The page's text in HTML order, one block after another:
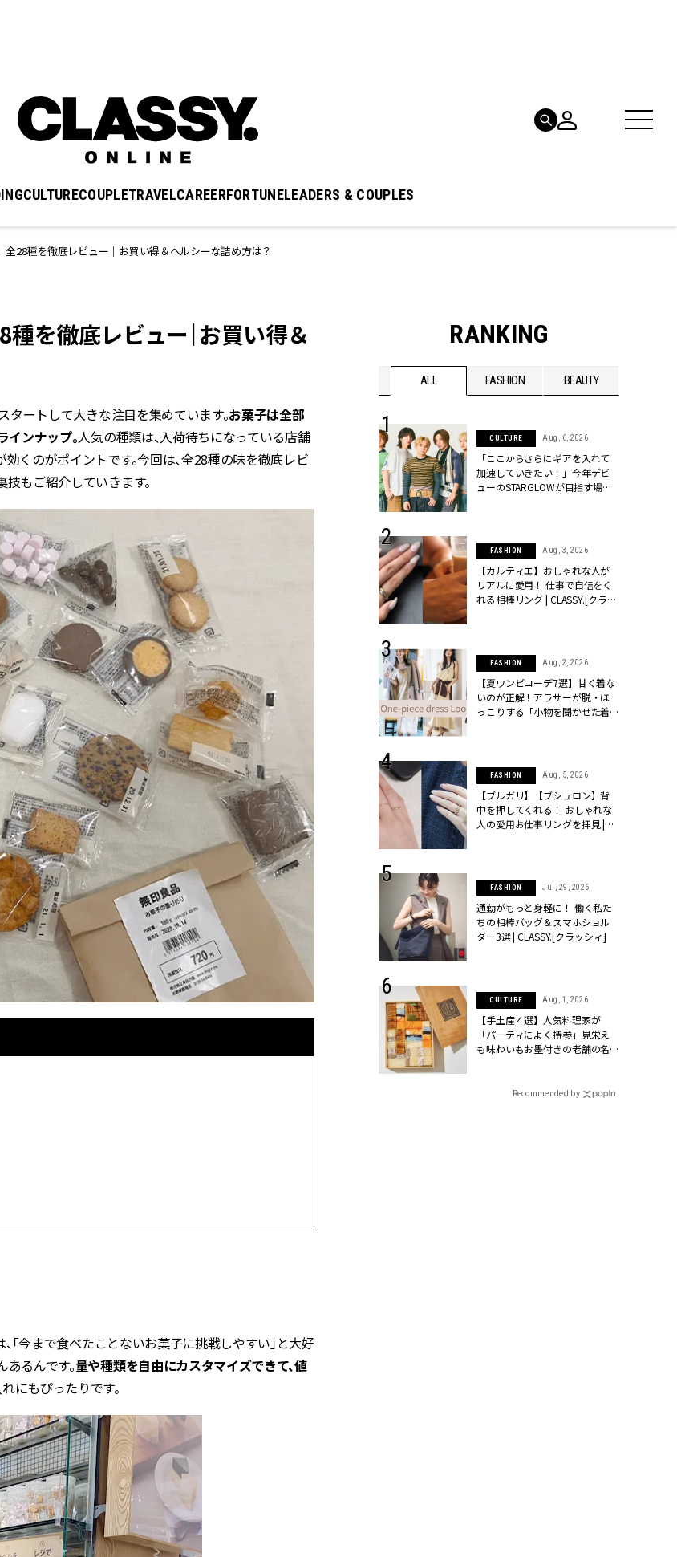
CULTURECOUPLETRAVELCAREERFORTUNELEADERS & COUPLES
全28種を徹底レビュー｜お買い得＆ヘルシーな詰め方は？
種を徹底レビュー｜お買い得＆
タートして大きな注目を集めています。お菓子は全部
インナップ。人気の種類は、入荷待ちになっている店舗
くのがポイントです。今回は、全28種の味を徹底レビ
技もご紹介していきます。
「今まで食べたことないお菓子に挑戦しやすい」と大好
るんです。量や種類を自由にカスタマイズできて、値
にもぴったりです。
RANKING
ALL FASHION BEAUTY
BEAUTY Aug, 6, 2026
ヘアアクセ6選】手抜きに見え
ける「即戦力アクセ」たち |
BEAUTY Aug, 5, 2026
しい毎日に「うるおいター
」を。新【SOFINA BASIC＋】
お手入れでうるおってなめら
な肌を目指す | CLASSY.[クラッ
ィ]
BEAUTY Aug, 7, 2026
房・紫外線etc...「夏の隠れ乾
燥」を防ぐ【ベタつかない名品
クリーム】3選＜30代のベストコ
メ＞ | CLASSY.[クラッシィ]
BEAUTY Aug, 7, 2026
【UV下地】酷暑に頼れる！
2,000円台〜3,000円台の名品3選
｜30代美容ライターが正直レビ
ー | CLASSY.[クラッシィ]
BEAUTY Nov, 17, 2025
落ちない名品リップ10選】塗
直しできない・皮むけしやす
etc.悩みをクリア | CLASSY.[ク
Aug, 5, 2026
の深刻なくすみ・色ムラにア
WEDDING Feb, 16, 2026
結婚式に黒ドレスはアリ？お呼
【一生ものジュエリー】1つでも
存在感が際立つ！ポメラートの
「トゥギャザー」シリーズに注
目 | CLASSY.[クラッシィ]
WEDDING
【トレンドの巻き方３選】結婚
式ゲスト服の鉄板“シンプル黒ワ
ンピ”は『スカーフ』で盛るのが
正解！ | CLASSY.[クラッシィ]
WEDDING
20万円台〜【カルティエ人気リ
ング４選】ラブ、トリニティetc.
を『マリッジ』に選ぶ人増えて
ます！ | CLASSY.[クラッシィ]
“キャトル”で人気急上昇【ブシ
CULTURE Aug, 6, 2026
「ここからさらにギアを入れて
加速していきたい！」今年デビ
ューのSTARGLOWが目指す場所
FASHION Aug, 3, 2026
【カルティエ】おしゃれな人が
リアルに愛用！ 仕事で自信をく
れる相棒リング | CLASSY.[クラッ
FASHION Aug, 2, 2026
【夏ワンピコーデ7選】甘く着な
いのが正解！アラサーが脱・ほ
っこりする「小物を聞かせた着
FASHION Aug, 5, 2026
【ブルガリ】【ブシュロン】背
中を押してくれる！ おしゃれな
人の愛用お仕事リングを拝見 |
FASHION Jul, 29, 2026
通勤がもっと身軽に！ 働く私た
ちの相棒バッグ＆スマホショル
ダー3選 | CLASSY.[クラッシィ]
CULTURE Aug, 1, 2026
【手土産４選】人気料理家が
「パーティによく持参」見栄え
も味わいもお墨付きの老舗の名
Recommended by